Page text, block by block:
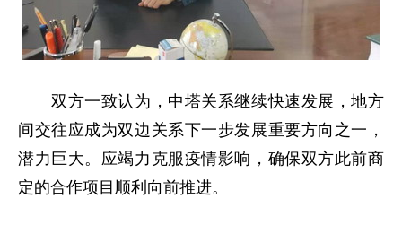
双方一致认为，中塔关系继续快速发展，地方
间交往应成为双边关系下一步发展重要方向之一，
潜力巨大。应竭力克服疫情影响，确保双方此前商
定的合作项目顺利向前推进。